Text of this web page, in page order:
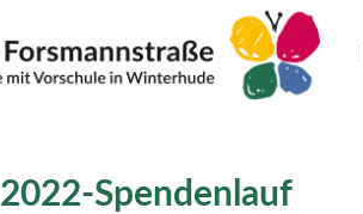
2022-Spendenlauf